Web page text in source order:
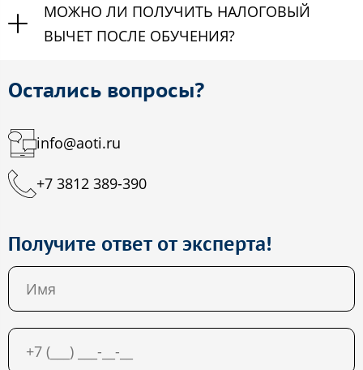
МОЖНО ЛИ ПОЛУЧИТЬ НАЛОГОВЫЙ
ВЫЧЕТ ПОСЛЕ ОБУЧЕНИЯ?
Остались вопросы?
info@aoti.ru
+7 3812 389-390
Получите ответ от эксперта!